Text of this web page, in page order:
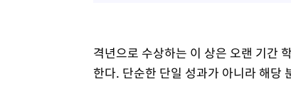
격년으로 수상하는 이 상은 오랜 기간
한다. 단순한 단일 성과가 아니라 해당